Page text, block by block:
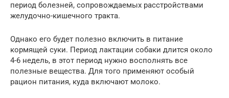
период болезней, сопровождаемых расстройствами
желудочно-кишечного тракта.
Однако его будет полезно включить в питание
кормящей суки. Период лактации собаки длится около
4-6 недель, в этот период нужно восполнять все
полезные вещества. Для того применяют особый
рацион питания, куда включают молоко.